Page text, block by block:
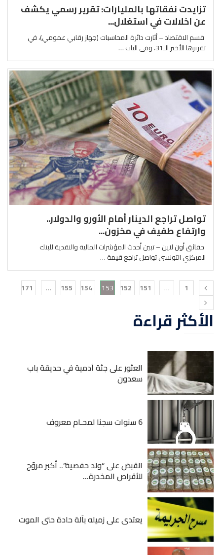
تزايدت نفقاتها بالمليارات: تقرير رسمي يكشف
عن اخلالات في استغلال...
قسم الاقتصاد – أثارت دائرة المحاسبات (جهاز رقابي عمومي)، في
تقريرها الأخير الـ31، وفي الباب …
تواصل تراجع الدينار أمام الأورو والدولار..
وارتفاع طفيف في مخزون...
حقائق أون لاين – تبين أحدث المؤشرات المالية والنقدية للبنك
المركزي التونسي تواصل تراجع قيمة …
1
…
151
152
153
154
155
…
171
الأكثر قراءة
العثور على جثة آدمية في حديقة باب
سعدون
6 سنوات سجنا لمحـام معروف
القبض على “ولد حفصية”.. أكبر مروّج
للأقراص المخدرة...
يعتدى على زميله بآلة حادة حتى الموت